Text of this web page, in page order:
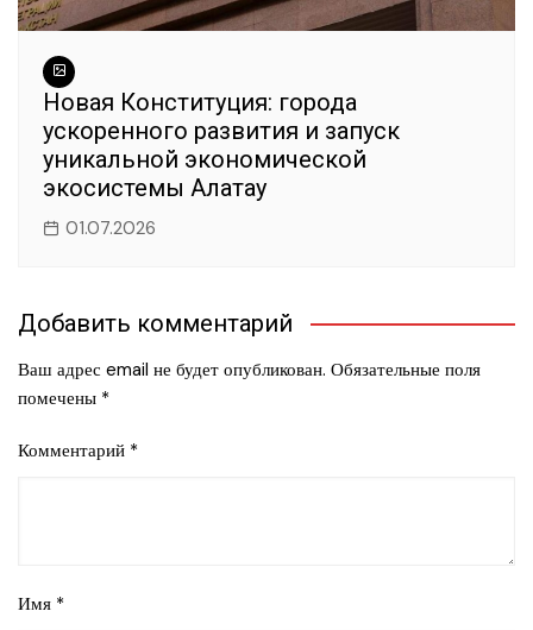
Новая Конституция: города
ускоренного развития и запуск
уникальной экономической
экосистемы Алатау
01.07.2026
Добавить комментарий
Ваш адрес email не будет опубликован. Обязательные поля
помечены *
Комментарий *
Имя *